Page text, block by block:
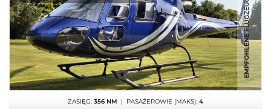
ZASIĘG: 356 NM | PASAŻEROWIE (MAKS): 4